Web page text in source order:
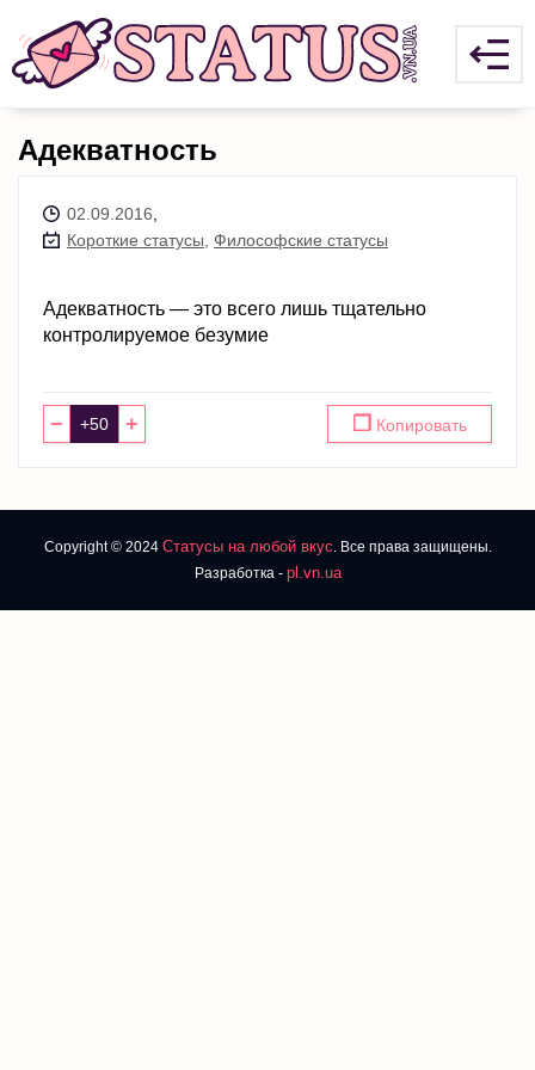
Адекватность
02.09.2016
Короткие статусы Философские статусы
Адекватность — это всего лишь тщательно
контролируемое безумие
− + ❐ Копировать
Copyright © 2024 Статусы на любой вкус. Все права защищены.
Разработка - pl.vn.ua